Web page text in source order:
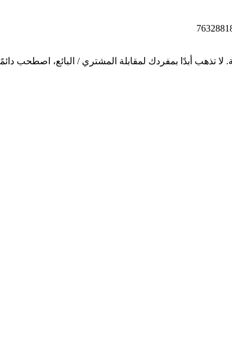
لا تذهب أبدًا بمفردك لمقابلة المشتري / البائع،